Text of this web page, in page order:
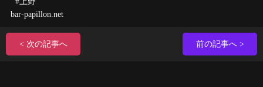
bar-papillon.net
前の記事へ >
< 次の記事へ